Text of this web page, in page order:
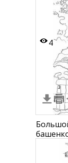
4
3